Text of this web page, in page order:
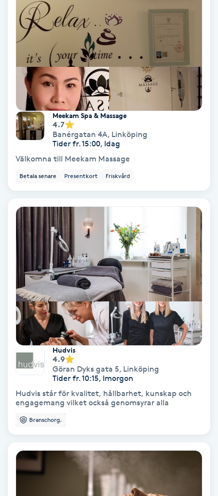
Fibromassage
Fillers
Fotmassage
Fotsvamp
Fotvård
Fransar
Fransfärgning
Fransförlängning
Fransförlängning Megavolym
Fransförlängning Volym
Fransk manikyr
Fransrengöring
Frekvensterapi
Friskvård
Frisör
Meekam Spa & Massage
4.7
Banérgatan 4A, Linköping
Tider fr. 15:00, Idag
Välkomna till Meekam Massage
Betala senare Presentkort Friskvård
Hudvis
4.9
Göran Dyks gata 5, Linköping
Tider fr. 10:15, Imorgon
Hudvis står för kvalitet, hållbarhet, kunskap och
engagemang vilket också genomsyrar alla
Branschorg.